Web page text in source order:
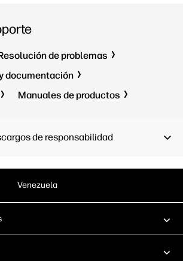
de problemas
documentación
Manuales de productos
de responsabilidad
Venezuela